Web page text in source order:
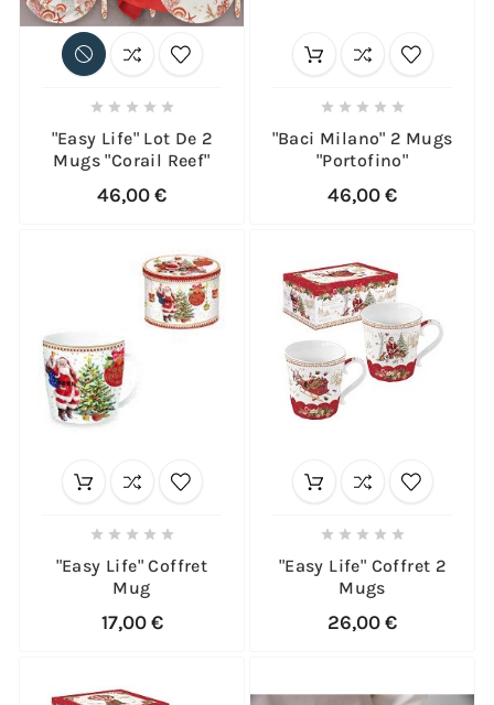
    
"Easy Life" Lot De 2
Mugs "Corail Reef"
46,00 €
    
"Baci Milano" 2 Mugs
"Portofino"
46,00 €
    
"Easy Life" Coffret
Mug
17,00 €
    
"Easy Life" Coffret 2
Mugs
26,00 €